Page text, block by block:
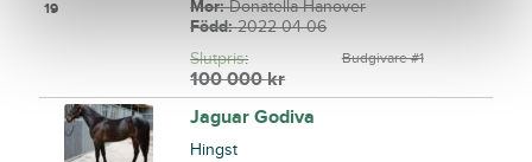
19
Mor:Donatella Hanover
Född:2022-04-06
Budgivare #1
Slutpris:
100 000kr
Jaguar Godiva
Hingst